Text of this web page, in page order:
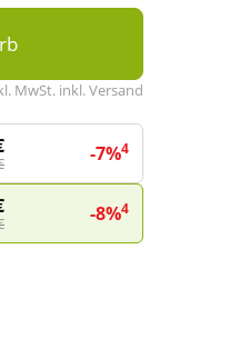
MwSt. inkl. Versand
-7%4
-8%4